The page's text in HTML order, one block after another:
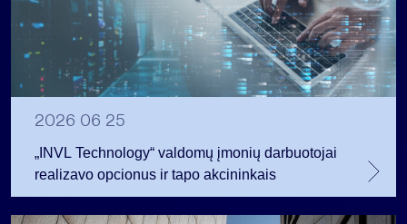
2026 06 25
„INVL Technology“ valdomų įmonių darbuotojai
realizavo opcionus ir tapo akcininkais